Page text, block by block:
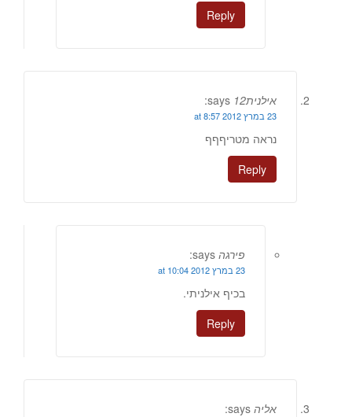
Reply
אילנית12 says:
23 במרץ 2012 at 8:57
נראה מטריףףף
Reply
פירגה says:
23 במרץ 2012 at 10:04
בכיף אילניתי.
Reply
אליה says: